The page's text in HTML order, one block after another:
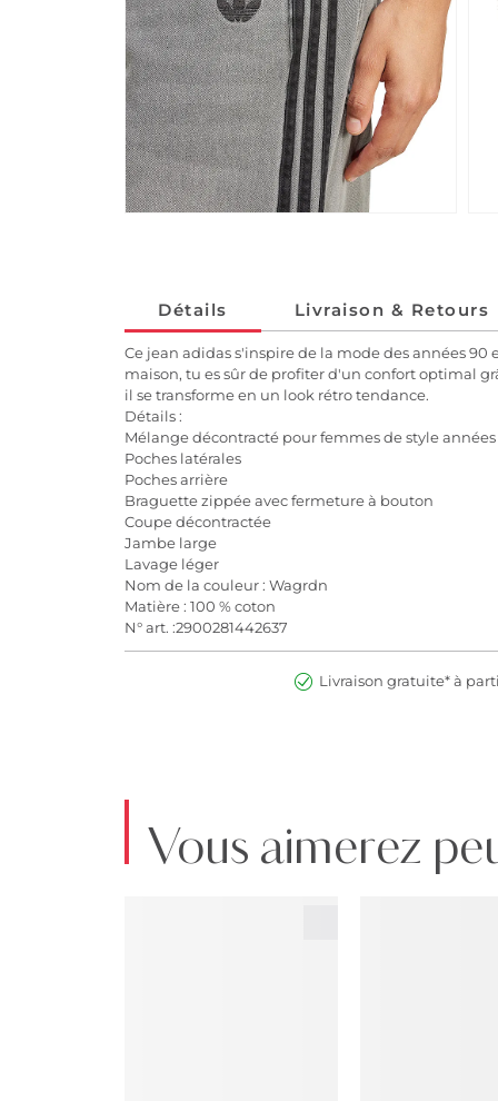
Détails Livraison & Retours
Ce jean adidas s'inspire de la mode des années
maison, tu es sûr de profiter d'un confort optimal
il se transforme en un look rétro tendance.
Détails :
Mélange décontracté pour femmes de style
Poches latérales
Poches arrière
Braguette zippée avec fermeture à bouton
Coupe décontractée
Jambe large
Lavage léger
Nom de la couleur : Wagrdn
Matière : 100 % coton
N° art. :2900281442637
Livraison gratuite* à
Vous aimerez